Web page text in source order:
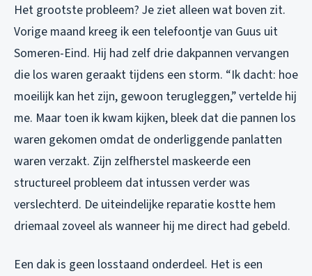
Het grootste probleem? Je ziet alleen wat boven zit.
Vorige maand kreeg ik een telefoontje van Guus uit
Someren-Eind. Hij had zelf drie dakpannen vervangen
die los waren geraakt tijdens een storm. “Ik dacht: hoe
moeilijk kan het zijn, gewoon terugleggen,” vertelde hij
me. Maar toen ik kwam kijken, bleek dat die pannen los
waren gekomen omdat de onderliggende panlatten
waren verzakt. Zijn zelfherstel maskeerde een
structureel probleem dat intussen verder was
verslechterd. De uiteindelijke reparatie kostte hem
driemaal zoveel als wanneer hij me direct had gebeld.
Een dak is geen losstaand onderdeel. Het is een